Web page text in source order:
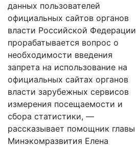
данных пользователей
официальных сайтов органов
власти Российской Федерации
прорабатывается вопрос о
необходимости введения
запрета на использование на
официальных сайтах органов
власти зарубежных сервисов
измерения посещаемости и
сбора статистики, —
рассказывает помощник главы
Минэкомразвития Елена